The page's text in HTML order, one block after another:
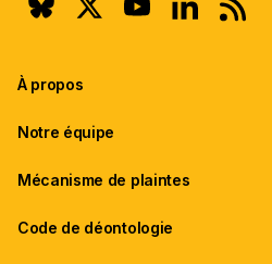
À propos
Notre équipe
Mécanisme de plaintes
Code de déontologie